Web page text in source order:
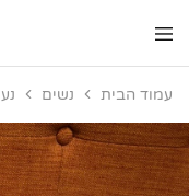
נט
מותגי
מותגי
עמוד הבית נשים